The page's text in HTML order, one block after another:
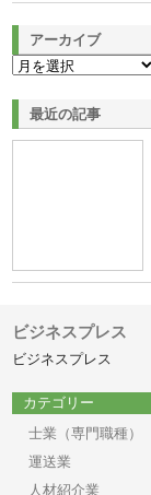
アーカイブ
最近の記事
ビジネスプレス
ビジネスプレス
カテゴリー
士業（専門職種）
運送業
人材紹介業